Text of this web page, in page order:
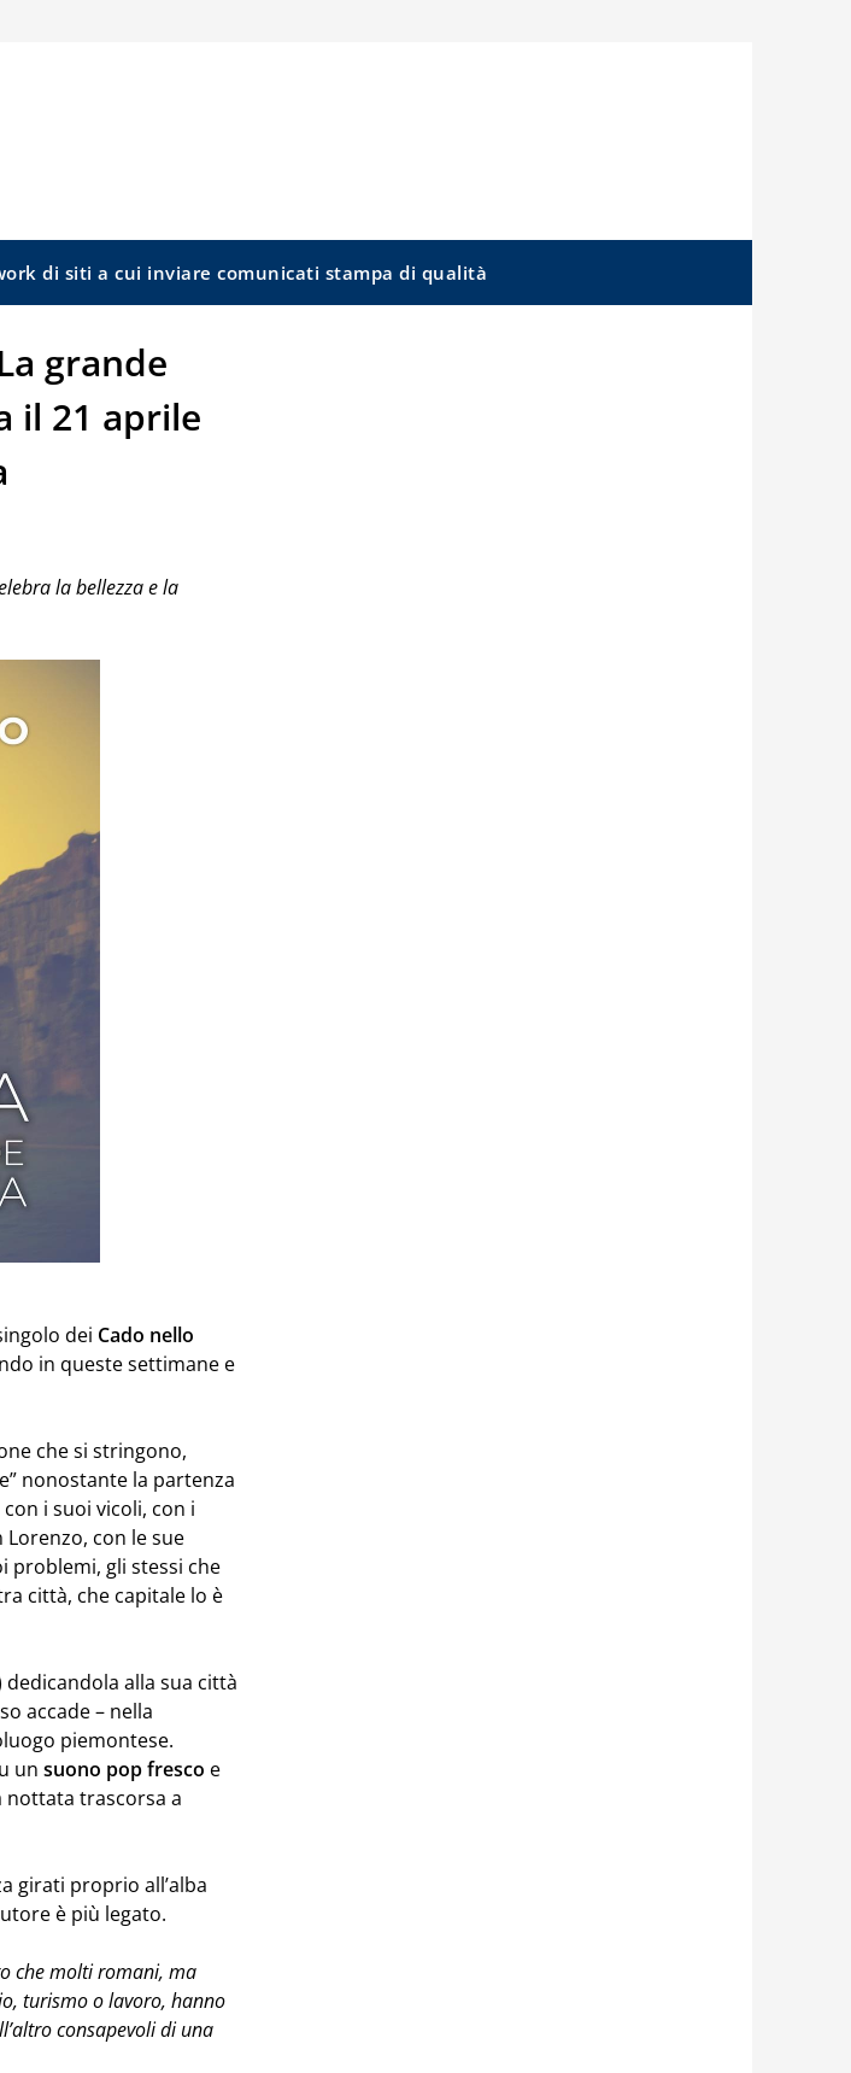
di siti a cui inviare comunicati stampa di qualità
grande
il 21 aprile
la bellezza e la
dei Cado nello
in queste settimane e
che si stringono,
nonostante la partenza
con i suoi vicoli, con i
con le sue
problemi, gli stessi che
città, che capitale lo è
alla sua città
accade – nella
piemontese.
un suono pop fresco e
nottata trascorsa a
girati proprio all’alba
è più legato.
che molti romani, ma
turismo o lavoro, hanno
consapevoli di una